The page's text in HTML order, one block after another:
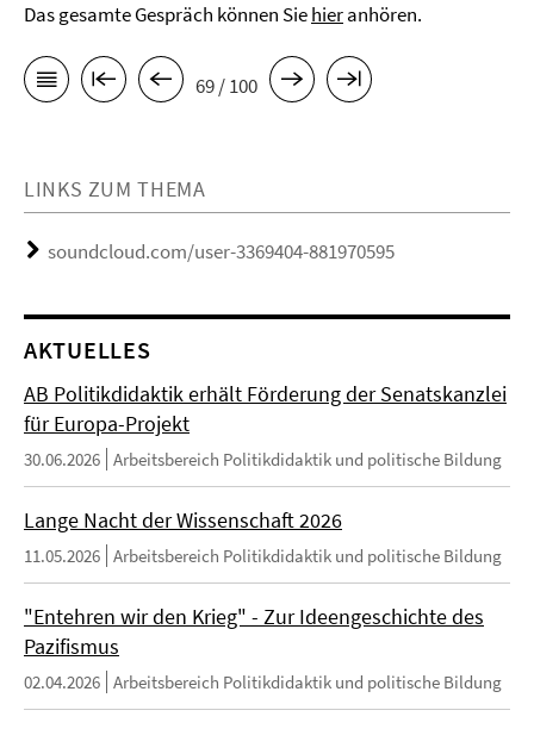
Das gesamte Gespräch können Siehieranhören.
69 / 100
LINKS ZUM THEMA
soundcloud.com/user-3369404-881970595
AKTUELLES
AB Politikdidaktik erhält Förderung der Senatskanzlei
für Europa-Projekt
30.06.2026 Arbeitsbereich Politikdidaktik und politische Bildung
Lange Nacht der Wissenschaft 2026
11.05.2026 Arbeitsbereich Politikdidaktik und politische Bildung
"Entehren wir den Krieg" - Zur Ideengeschichte des
Pazifismus
02.04.2026 Arbeitsbereich Politikdidaktik und politische Bildung